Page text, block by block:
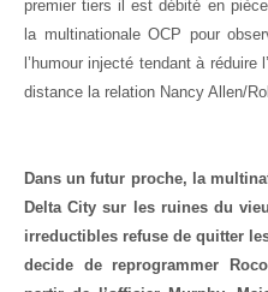
premier tiers il est débité en
la multinationale OCP pour
l’humour injecté tendant à
distance la relation Nancy Allen/
Dans un futur proche, la
Delta City sur les ruines du
irreductibles refuse de quitter
decide de reprogrammer